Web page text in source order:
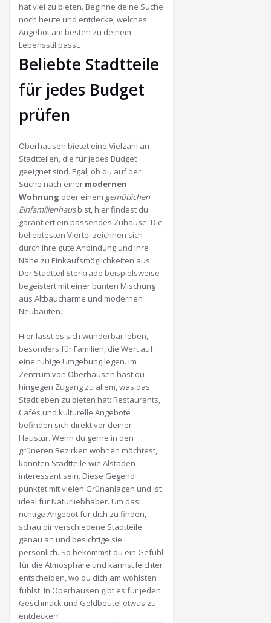
hat viel zu bieten. Beginne deine Suche
noch heute und entdecke, welches
Angebot am besten zu deinem
Lebensstil passt.
Beliebte Stadtteile
für jedes Budget
prüfen
Oberhausen bietet eine Vielzahl an
Stadtteilen, die für jedes Budget
geeignet sind. Egal, ob du auf der
Suche nach einer modernen
Wohnung oder einem gemütlichen
Einfamilienhausbist, hier findest du
garantiert ein passendes Zuhause. Die
beliebtesten Viertel zeichnen sich
durch ihre gute Anbindung und ihre
Nähe zu Einkaufsmöglichkeiten aus.
Der Stadtteil Sterkrade beispielsweise
begeistert mit einer bunten Mischung
aus Altbaucharme und modernen
Neubauten.
Hier lässt es sich wunderbar leben,
besonders für Familien, die Wert auf
eine ruhige Umgebung legen. Im
Zentrum von Oberhausen hast du
hingegen Zugang zu allem, was das
Stadtleben zu bieten hat: Restaurants,
Cafés und kulturelle Angebote
befinden sich direkt vor deiner
Haustür. Wenn du gerne in den
grüneren Bezirken wohnen möchtest,
könnten Stadtteile wie Alstaden
interessant sein. Diese Gegend
punktet mit vielen Grünanlagen und ist
ideal für Naturliebhaber. Um das
richtige Angebot für dich zu finden,
schau dir verschiedene Stadtteile
genau an und besichtige sie
persönlich. So bekommst du ein Gefühl
für die Atmosphäre und kannst leichter
entscheiden, wo du dich am wohlsten
fühlst. In Oberhausen gibt es für jeden
Geschmack und Geldbeutel etwas zu
entdecken!